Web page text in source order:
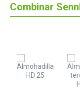
Combinar